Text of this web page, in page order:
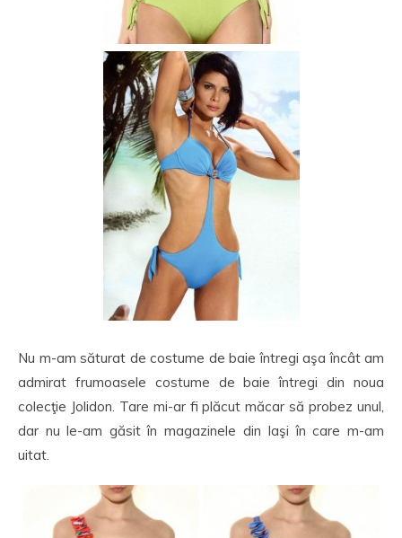
Nu m-am săturat de costume de baie întregi aşa încât am
admirat frumoasele costume de baie întregi din noua
colecţie Jolidon. Tare mi-ar fi plăcut măcar să probez unul,
dar nu le-am găsit în magazinele din Iaşi în care m-am
uitat.